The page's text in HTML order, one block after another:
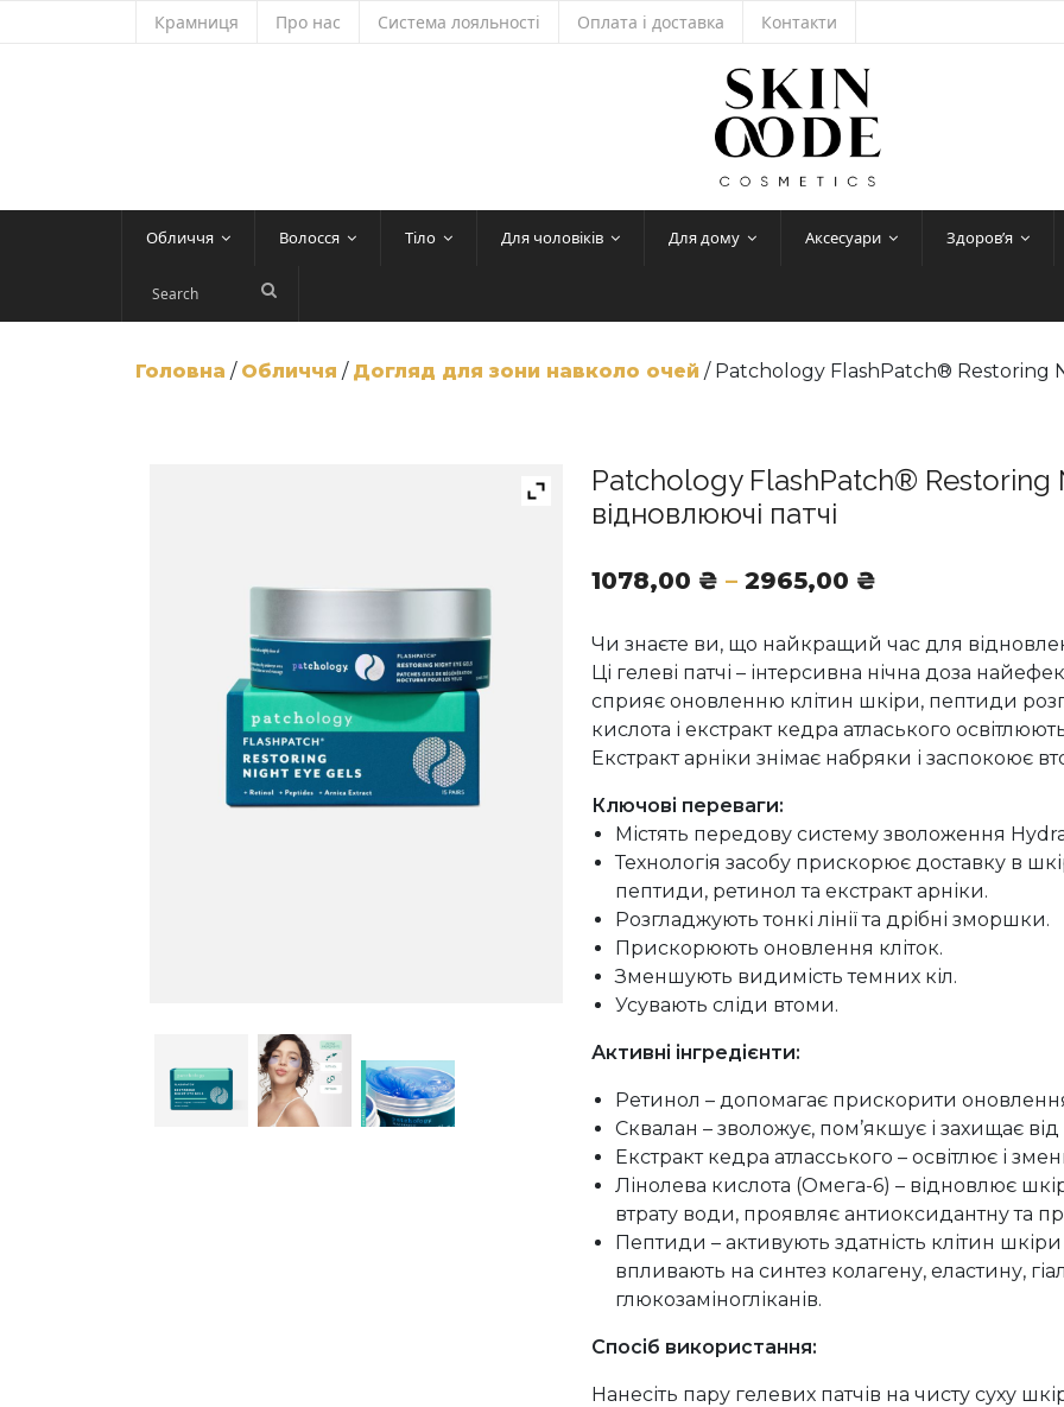
Крамниця Про нас Система лояльності Оплата і доставка Контакти
Обличчя Волосся Тіло Для чоловіків Для дому Аксесуари Здоров’я
Головна / Обличчя / Догляд для зони навколо очей / Patchology FlashPatch® Restoring
Patchology FlashPatch® Restoring
відновлюючі патчі
1078,00 ₴ – 2965,00 ₴
від
1078,00 ₴
до
2965,00 ₴
Чи знаєте ви, що найкращий час для
Ці гелеві патчі – інтерсивна нічна доза
сприяє оновленню клітин шкіри, пептиди
кислота і екстракт кедра атласького
Екстракт арніки знімає набряки і заспокоює
Ключові переваги:
Містять передову систему зволоження
Технологія засобу прискорює доставку в
пептиди, ретинол та екстракт арніки.
Розгладжують тонкі лінії та дрібні зморшки.
Прискорюють оновлення кліток.
Зменшують видимість темних кіл.
Усувають сліди втоми.
Активні інгредієнти:
Ретинол – допомагає прискорити
Сквалан – зволожує, пом’якшує і захищає
Екстракт кедра атласського – освітлює і
Лінолева кислота (Омега-6) – відновлює
втрату води, проявляє антиоксидантну та
Пептиди – активують здатність клітин
впливають на синтез колагену, еластину,
глюкозаміногліканів.
Спосіб використання:
Нанесіть пару гелевих патчів на чисту суху